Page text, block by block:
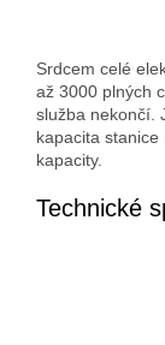
Srdcem celé
až 3000 plných
služba nekončí.
kapacita
kapacity.
Technické